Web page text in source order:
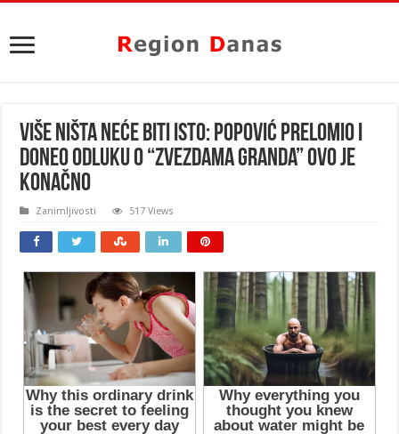
VIŠE NIŠTA NEĆE BITI ISTO: Popović prelomio i
doneo odluku o “Zvezdama Granda” ovo je
KONAČNO
Zanimljivosti 517 Views